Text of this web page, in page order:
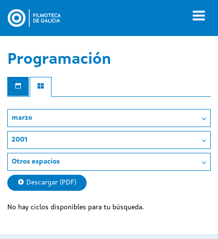
contenido
Programación
marzo
2001
Otros espacios
Descargar (PDF)
No hay ciclos disponibles para tu búsqueda.